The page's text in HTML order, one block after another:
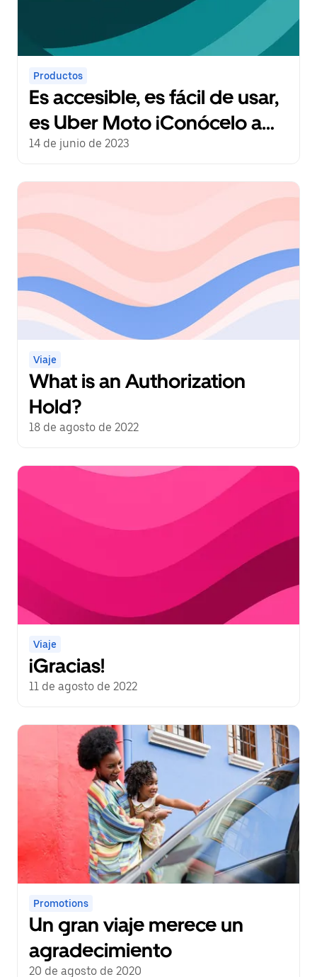
Productos
Es accesible, es fácil de usar,
es Uber Moto ¡Conócelo a
fondo!
14 de junio de 2023
Viaje
What is an Authorization
Hold?
18 de agosto de 2022
Viaje
¡Gracias!
11 de agosto de 2022
Promotions
Un gran viaje merece un
agradecimiento
20 de agosto de 2020